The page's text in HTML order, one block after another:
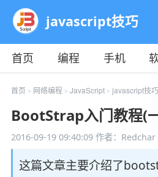
javascript技巧
首页 编程 手机
教程
平面 服务器
首页 > 网络编程 > JavaScript> javascript技巧
BootStrap入门教程(
2016-09-19 09:40:09作者：Redchar
这篇文章主要介绍了